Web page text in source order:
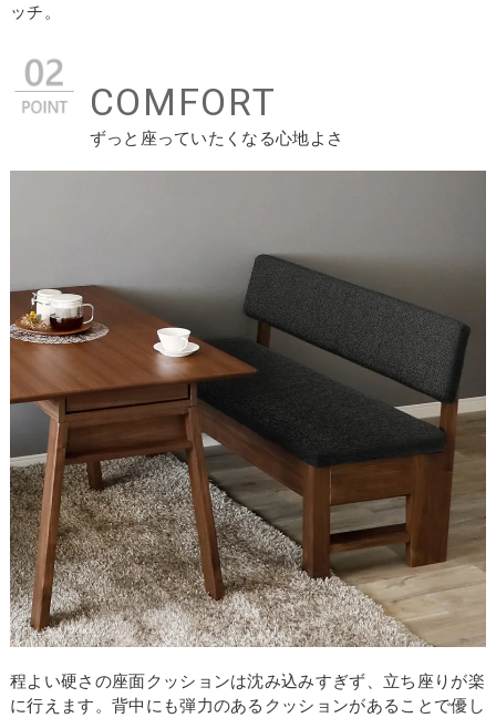
ッチ。
COMFORT
ずっと座っていたくなる心地よさ
程よい硬さの座面クッションは沈み込みすぎず、立ち座りが楽
に行えます。背中にも弾力のあるクッションがあることで優し